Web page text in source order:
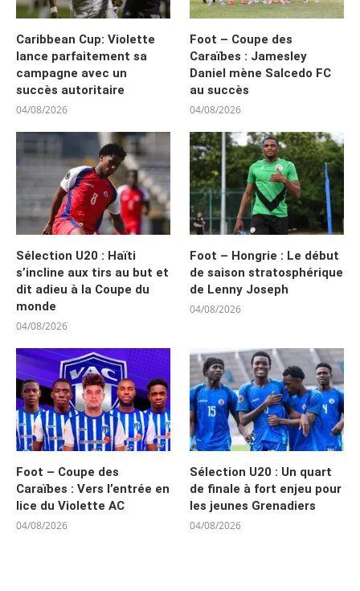
Caribbean Cup: Violette
lance parfaitement sa
campagne avec un
succès autoritaire
04/08/2026
Foot – Coupe des
Caraïbes : Jamesley
Daniel mène Salcedo FC
au succès
04/08/2026
Sélection U20 : Haïti
s’incline aux tirs au but et
dit adieu à la Coupe du
monde
04/08/2026
Foot – Hongrie : Le début
de saison stratosphérique
de Lenny Joseph
04/08/2026
Foot – Coupe des
Caraïbes : Vers l’entrée en
lice du Violette AC
04/08/2026
Sélection U20 : Un quart
de finale à fort enjeu pour
les jeunes Grenadiers
04/08/2026